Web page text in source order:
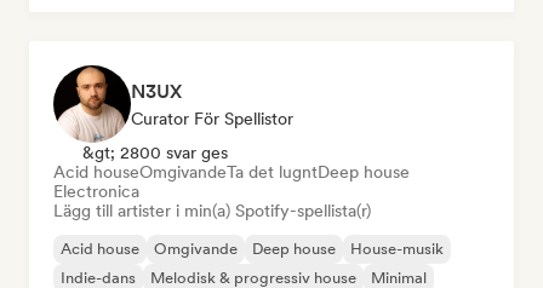
N3UX
Curator För Spellistor
&gt; 2800 svar ges
Acid houseOmgivandeTa det lugntDeep house
Electronica
Lägg till artister i min(a) Spotify-spellista(r)
Acid house Omgivande Deep house
House-musik
Indie-dans
Melodisk & progressiv house
Minimal